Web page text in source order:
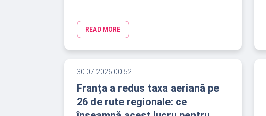
READ MORE
30.07.2026 00:52
Franța a redus taxa aeriană pe
26 de rute regionale: ce